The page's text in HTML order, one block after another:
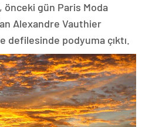
önceki gün Paris Moda
Alexandre Vauthier
defilesinde podyuma çıktı.